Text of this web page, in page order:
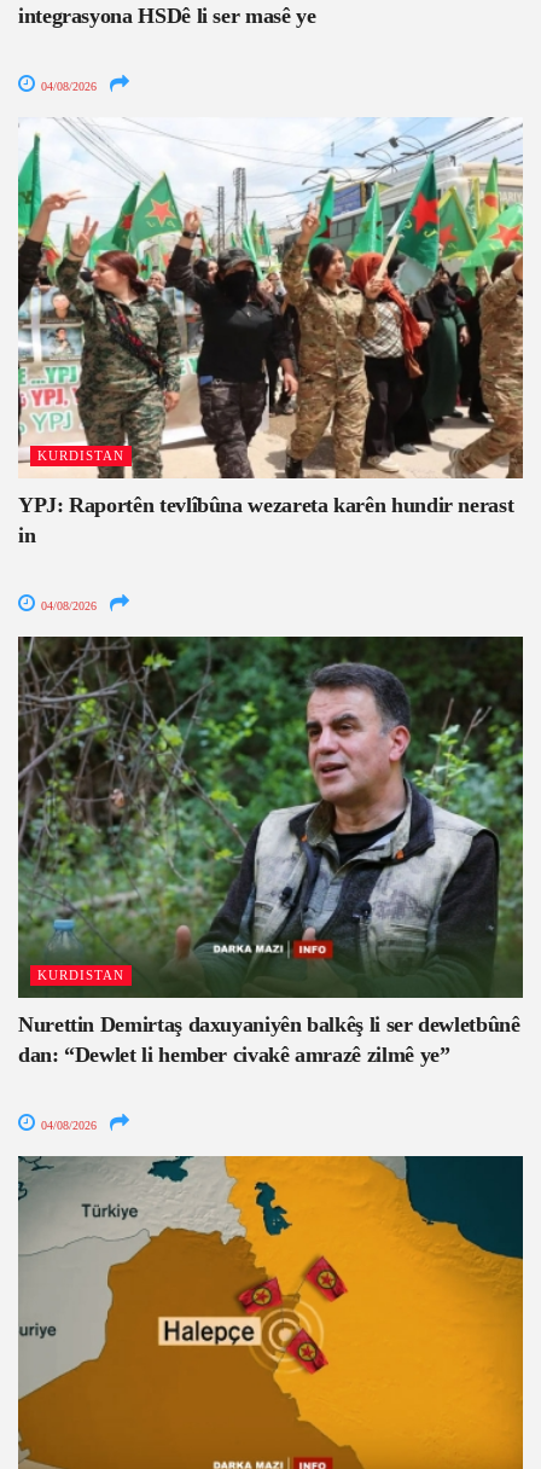
integrasyona HSDê li ser masê ye
04/08/2026
KURDISTAN
YPJ: Raportên tevlîbûna wezareta karên hundir nerast
in
04/08/2026
KURDISTAN
Nurettin Demirtaş daxuyaniyên balkêş li ser dewletbûnê
dan: “Dewlet li hember civakê amrazê zilmê ye”
04/08/2026